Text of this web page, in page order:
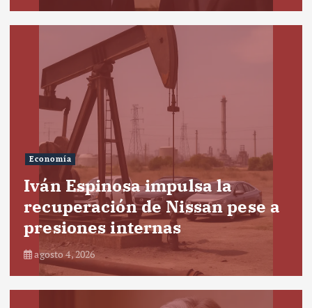
Economía
Iván Espinosa impulsa la
recuperación de Nissan pese a
presiones internas
agosto 4, 2026